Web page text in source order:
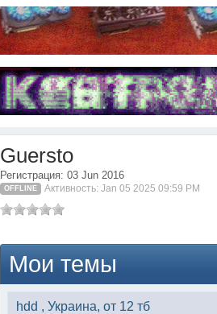
Guersto
Регистрация: 03 Jun 2016
OFFLINE Активность: Jan 05 2025 09:59 PM
Мои темы
hdd , Украина, от 12 тб